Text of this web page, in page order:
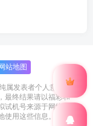
网站地图
属发表者个人意见，
最终结果请以福彩和
机号来源于网络，
使用这些信息。本站